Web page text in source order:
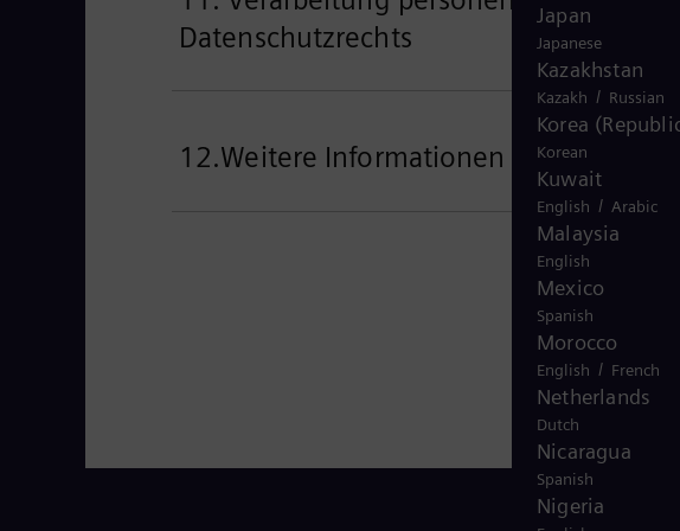
Datenschutzrechts
12.Weitere Informationen für Nutzer
Japan
Japanese
Kazakhstan
Kazakh / Russian
Korea
Korean
Kuwait
English / Arabic
Malaysia
English
Mexico
Spanish
Morocco
English / French
Netherlands
Dutch
Nicaragua
Spanish
Nigeria